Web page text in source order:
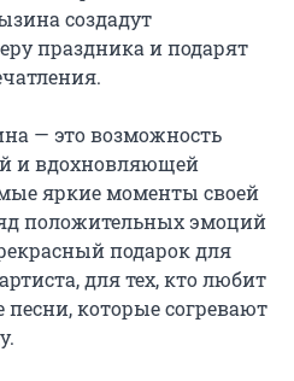
создадут
праздника и подарят
— это возможность
и вдохновляющей
яркие моменты своей
положительных эмоций
подарок для
для тех, кто любит
которые согревают